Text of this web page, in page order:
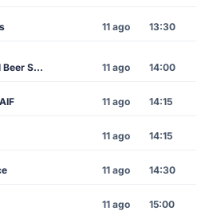
11 ago 13:30
Red Star Belgrade vs Hapoel Beer Sheva 11 ago 14:00
11 ago 14:15
11 ago 14:15
11 ago 14:30
11 ago 15:00